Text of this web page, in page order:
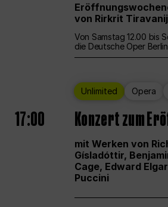
von Rirkrit
Von Samstag 12.00 bis
die Deutsche Oper Berlin
Unlimited Opera
17:00 Konzert zum
mit Werken von
Gísladóttir,
Cage, Edward
Puccini